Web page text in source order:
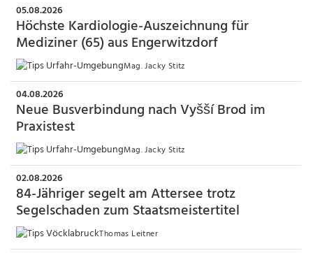
05.08.2026
Höchste Kardiologie-Auszeichnung für
Mediziner (65) aus Engerwitzdorf
Mag. Jacky Stitz
04.08.2026
Neue Busverbindung nach Vyšší Brod im
Praxistest
Mag. Jacky Stitz
02.08.2026
84-Jähriger segelt am Attersee trotz
Segelschaden zum Staatsmeistertitel
Thomas Leitner